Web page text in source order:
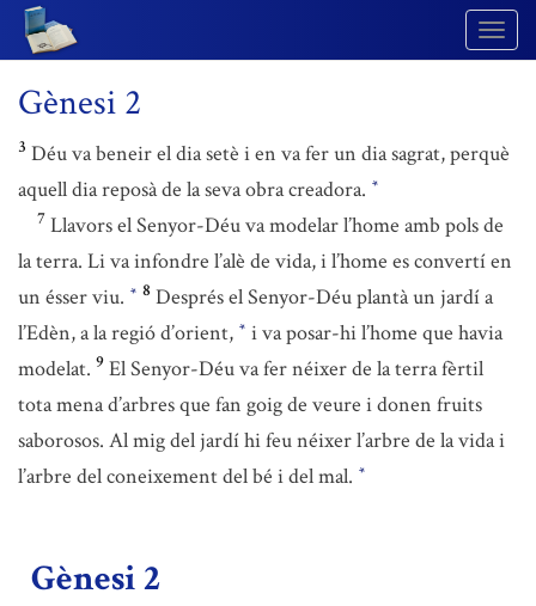
Gènesi 2
3 Déu va beneir el dia setè i en va fer un dia sagrat, perquè
aquell dia reposà de la seva obra creadora. *
7 Llavors el Senyor-Déu va modelar l’home amb pols de
la terra. Li va infondre l’alè de vida, i l’home es convertí en
un ésser viu. * 8 Després el Senyor-Déu plantà un jardí a
l’Edèn, a la regió d’orient, * i va posar-hi l’home que havia
modelat. 9 El Senyor-Déu va fer néixer de la terra fèrtil
tota mena d’arbres que fan goig de veure i donen fruits
saborosos. Al mig del jardí hi feu néixer l’arbre de la vida i
l’arbre del coneixement del bé i del mal. *
Gènesi 2